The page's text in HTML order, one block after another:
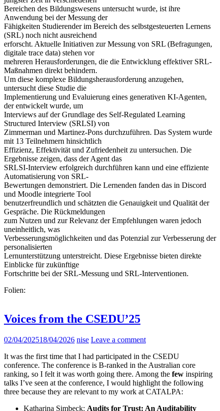
Bereichen des Bildungswesens untersucht wurde, ist ihre
Anwendung bei der Messung der
Fähigkeiten Studierender im Bereich des selbstgesteuerten Lernens
(SRL) noch nicht ausreichend
erforscht. Aktuelle Initiativen zur Messung von SRL (Befragungen,
digitale trace data) stehen vor
mehreren Herausforderungen, die die Entwicklung effektiver SRL-
Maßnahmen direkt behindern.
Um diese komplexe Bildungsherausforderung anzugehen,
untersucht diese Studie die
Implementierung und Evaluierung eines generativen KI-Agenten,
der entwickelt wurde, um
Interviews auf der Grundlage des Self-Regulated Learning
Structured Interview (SRLSI) von
Zimmerman und Martinez-Pons durchzuführen. Das System wurde
mit 13 Teilnehmern hinsichtlich
Effizienz, Effektivität und Zufriedenheit zu untersuchen. Die
Ergebnisse zeigen, dass der Agent das
SRLSI-Interview erfolgreich durchführen kann und eine effiziente
Automatisierung von SRL-
Bewertungen demonstriert. Die Lernenden fanden das in Discord
und Moodle integrierte Tool
benutzerfreundlich und schätzten die Genauigkeit und Qualität der
Gespräche. Die Rückmeldungen
zum Nutzen und zur Relevanz der Empfehlungen waren jedoch
uneinheitlich, was
Verbesserungsmöglichkeiten und das Potenzial zur Verbesserung der
personalisierten
Lernunterstützung unterstreicht. Diese Ergebnisse bieten direkte
Einblicke für zukünftige
Fortschritte bei der SRL-Messung und SRL-Interventionen.
Folien:
Voices from the CSEDU’25
02/04/202518/04/2026 nise Leave a comment
It was the first time that I had participated in the CSEDU
conference. The conference is B-ranked in the Australian core
ranking, so I felt it was worth going there. Among the few inspiring
talks I’ve seen at the conference, I would highlight the following
three because they are relevant to my work at CATALPA:
Katharina Simbeck: Audits for Trust: An Auditability